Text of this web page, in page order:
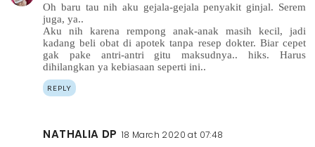
Oh baru tau nih aku gejala-gejala penyakit ginjal. Serem
juga, ya..
Aku nih karena rempong anak-anak masih kecil, jadi
kadang beli obat di apotek tanpa resep dokter. Biar cepet
gak pake antri-antri gitu maksudnya.. hiks. Harus
dihilangkan ya kebiasaan seperti ini..
REPLY
NATHALIA DP 18 March 2020 at 07:48